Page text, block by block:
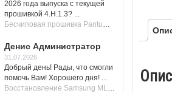
2026 года выпуска с текущей
прошивкой 4.H.1.3? ...
Бесчиповая прошивка Pantum M7100 Series (M7100, M7108, M7102, M7103, M7105)
Денис Администратор
31.07.2026
Добрый день! Рады, что смогли
помочь Вам! Хорошего дня! ...
Восстановление Samsung ML-1661, ML-1666 после не удачной прошивки.